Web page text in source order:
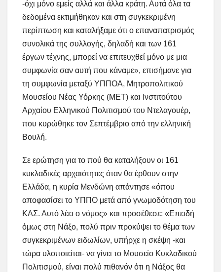
-όχι μόνο εμείς αλλά και άλλα κράτη. Αυτά όλα τα
δεδομένα εκτιμήθηκαν και στη συγκεκριμένη
περίπτωση και καταλήξαμε ότι ο επαναπατρισμός
συνολικά της συλλογής, δηλαδή και των 161
έργων τέχνης, μπορεί να επιτευχθεί μόνο με μια
συμφωνία σαν αυτή που κάναμε», επισήμανε για
τη συμφωνία μεταξύ ΥΠΠΟΑ, Μητροπολιτικού
Μουσείου Νέας Υόρκης (ΜΕΤ) και Ινστιτούτου
Αρχαίου Ελληνικού Πολιτισμού του Ντελαγουέρ,
που κυρώθηκε τον Σεπτέμβριο από την ελληνική
Βουλή.
Σε ερώτηση για το πού θα καταλήξουν οι 161
κυκλαδικές αρχαιότητες όταν θα έρθουν στην
Ελλάδα, η κυρία Μενδώνη απάντησε «όπου
αποφασίσει το ΥΠΠΟ μετά από γνωμοδότηση του
ΚΑΣ. Αυτό λέει ο νόμος» και προσέθεσε: «Επειδή
όμως στη Νάξο, πολύ πριν προκύψει το θέμα των
συγκεκριμένων ειδωλίων, υπήρχε η σκέψη -και
τώρα υλοποιείται- να γίνει το Μουσείο Κυκλαδικού
Πολιτισμού, είναι πολύ πιθανόν ότι η Νάξος θα